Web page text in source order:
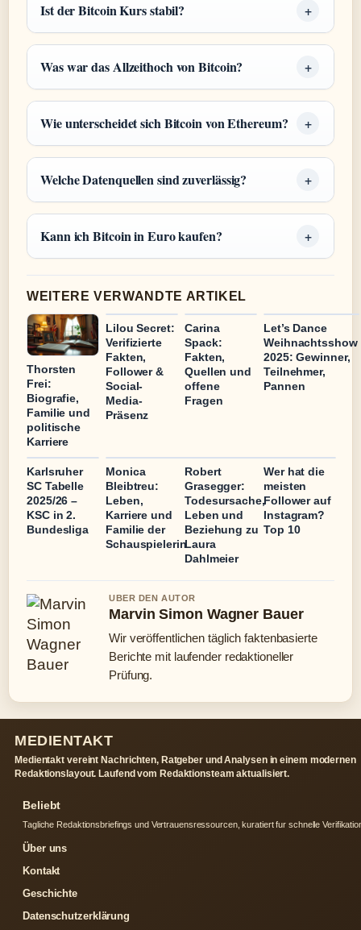
Ist der Bitcoin Kurs stabil?
Was war das Allzeithoch von Bitcoin?
Wie unterscheidet sich Bitcoin von Ethereum?
Welche Datenquellen sind zuverlässig?
Kann ich Bitcoin in Euro kaufen?
WEITERE VERWANDTE ARTIKEL
Thorsten
Frei:
Biografie,
Familie und
politische
Karriere
Lilou Secret:
Verifizierte
Fakten,
Follower &
Social-
Media-
Präsenz
Carina
Spack:
Fakten,
Quellen und
offene
Fragen
Let’s Dance
Weihnachtsshow
2025: Gewinner,
Teilnehmer,
Pannen
Karlsruher
SC Tabelle
2025/26 –
KSC in 2.
Bundesliga
Monica
Bleibtreu:
Leben,
Karriere und
Familie der
Schauspielerin
Robert
Grasegger:
Todesursache,
Leben und
Beziehung zu
Laura
Dahlmeier
Wer hat die
meisten
Follower auf
Instagram?
Top 10
UBER DEN AUTOR
Marvin Simon Wagner Bauer
Wir veröffentlichen täglich faktenbasierte
Berichte mit laufender redaktioneller
Prüfung.
MEDIENTAKT
Medientakt vereint Nachrichten, Ratgeber und Analysen in einem modernen
Redaktionslayout. Laufend vom Redaktionsteam aktualisiert.
Beliebt
Tagliche Redaktionsbriefings und Vertrauensressourcen, kuratiert fur schnelle
Über uns
Kontakt
Geschichte
Datenschutzerklärung